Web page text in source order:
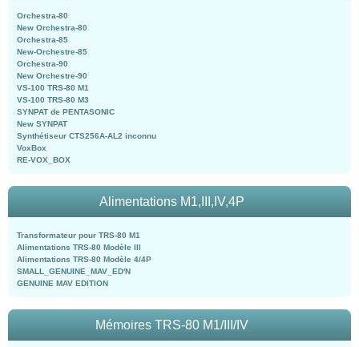
Orchestra-80
New Orchestra-80
Orchestra-85
New-Orchestre-85
Orchestra-90
New Orchestre-90
VS-100 TRS-80 M1
VS-100 TRS-80 M3
SYNPAT de PENTASONIC
New SYNPAT
Synthétiseur CTS256A-AL2 inconnu
VoxBox
RE-VOX_BOX
Alimentations M1,III,IV,4P
Transformateur pour TRS-80 M1
Alimentations TRS-80 Modèle III
Alimentations TRS-80 Modèle 4/4P
SMALL_GENUINE_MAV_ED'N
GENUINE MAV EDITION
Mémoires TRS-80 M1/III/IV